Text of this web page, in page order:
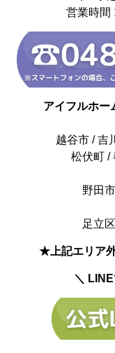
営業時間
アイフルホー
越谷市 / 吉
松伏町 /
野田
足立
★上記エリア
＼